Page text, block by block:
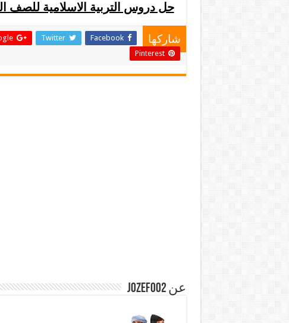
حل دروس التربية الاسلامية للصف
شاركها Facebook
Twitter
+
Pinterest
عن jozef002